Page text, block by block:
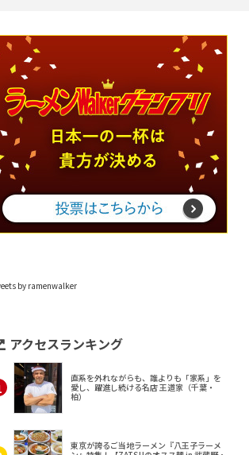
by ramenwalker
アクセスランキング
直系を外れながらも、誰よりも「家系」を
愛し、躍進し続ける名店 王道家（千葉・
柏）
東京が誇るご当地ラーメン『八王子ラーメ